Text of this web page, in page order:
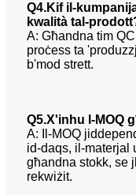
Q4.Kif il-
kwalità tal-
A: Għandna tim
proċess ta
​​b'mod strett.
Q5.X'inhu l-MOQ
A: Il-MOQ
id-daqs, il-materjal
għandna stokk, se
rekwiżit.